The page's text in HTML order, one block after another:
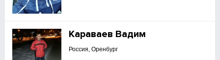
Караваев Вадим
Россия, Оренбург